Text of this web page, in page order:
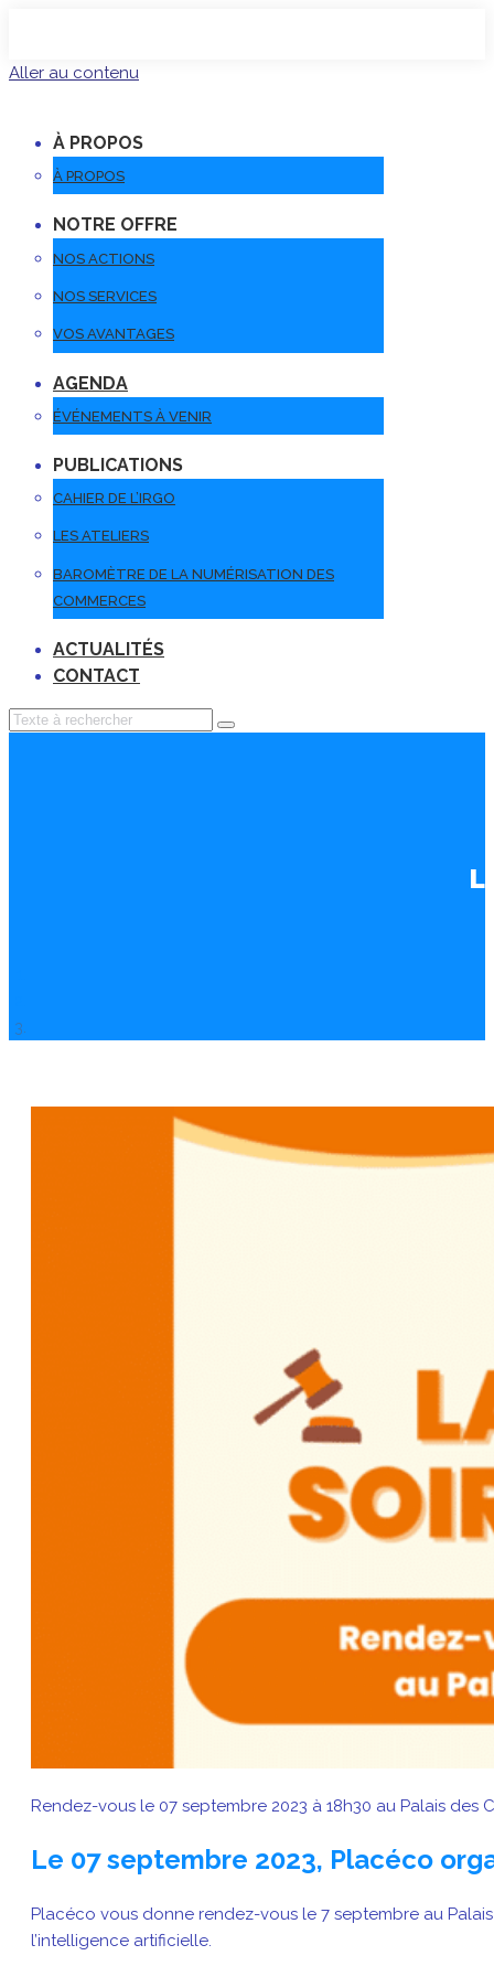
Aller au contenu
À PROPOS
À PROPOS
NOTRE OFFRE
NOS ACTIONS
NOS SERVICES
VOS AVANTAGES
AGENDA
ÉVÉNEMENTS À VENIR
PUBLICATIONS
CAHIER DE L’IRGO
LES ATELIERS
BAROMÈTRE DE LA NUMÉRISATION DES
COMMERCES
ACTUALITÉS
CONTACT
Rendez-vous le 07 septembre 2023 à 18h30 au Palais des
Le 07 septembre 2023, Placéco
Placéco vous donne rendez-vous le 7 septembre au
l’intelligence artificielle.